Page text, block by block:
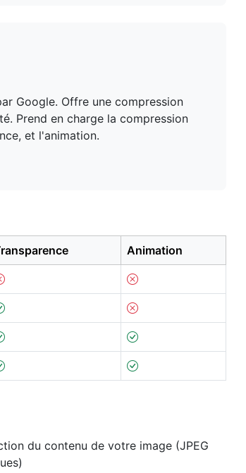
Google. Offre une compression
Prend en charge la compression
et l'animation.
Animation
du contenu de votre image (JPEG